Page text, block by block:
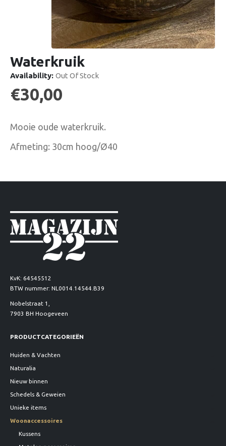
Waterkruik
Availability: Out Of Stock
€30,00
Mooie oude waterkruik.
Afmeting: 30cm hoog/Ø40
KvK: 64545512
BTW nummer: NL0014.14544.B39
Nobelstraat 1,
7903 BH Hoogeveen
PRODUCTCATEGORIEËN
Huiden & Vachten
Naturalia
Nieuw binnen
Schedels & Geweien
Unieke items
Woonaccessoires
Kussens